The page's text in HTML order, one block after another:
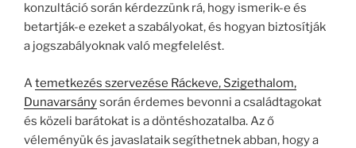
konzultáció során kérdezzünk rá, hogy ismerik-e és
betartják-e ezeket a szabályokat, és hogyan biztosítják
a jogszabályoknak való megfelelést.
Atemetkezés szervezése Ráckeve, Szigethalom,
Dunavarsánysorán érdemes bevonni a családtagokat
és közeli barátokat is a döntéshozatalba. Az ő
véleményük és javaslataik segíthetnek abban, hogy a